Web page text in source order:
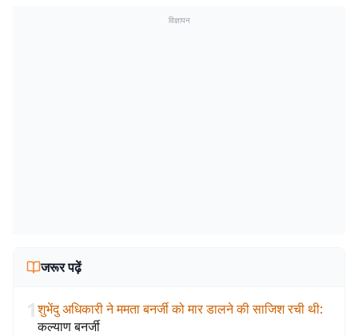
विज्ञापन
जरूर पढ़ें
1शुभेंदु अधिकारी ने ममता बनर्जी को मार डालने की साजिश रची थी:
कल्याण बनर्जी